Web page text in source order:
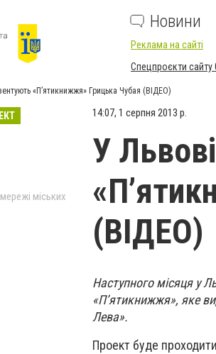
Новини
Реклама на сайті
Спецпроєкти сайту
«П’ятикнижжя» Грицька Чубая (ВІДЕО)
міських
14:07, 1 серпня 2013 р.
У
(ВІДЕО)
Наступного місяця у
«П’ятикнижжя», яке
Лева».
Проект буде